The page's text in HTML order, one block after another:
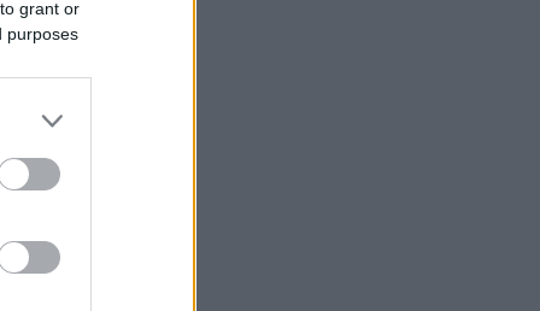
grant or
purposes